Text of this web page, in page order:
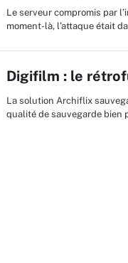
Le serveur compromis par
moment-là, l’attaque était
Digifilm : le
La solution Archiflix
qualité de sauvegarde bien